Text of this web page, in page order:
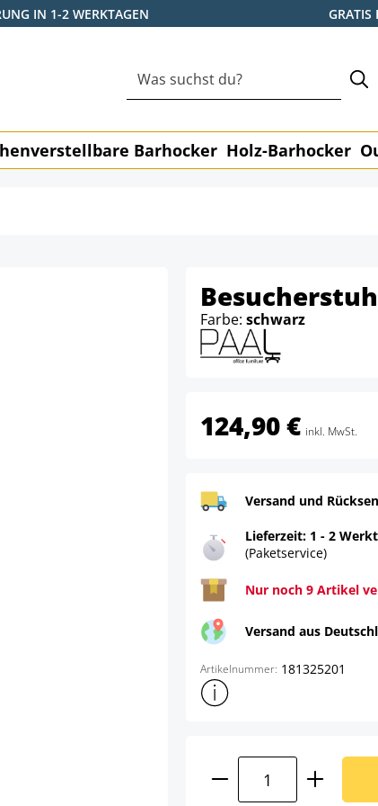
IN 1-2 WERKTAGEN GRATIS
Barhocker Holz-Barhocker
Farbe: schwarz
124,90 € inkl. MwSt.
Versand und
Lieferzeit: 1 - 2
(Paketservice)
Nur noch 9 Artikel
Versand aus
Artikelnummer: 181325201
Weitere
Produkt Anzahl: